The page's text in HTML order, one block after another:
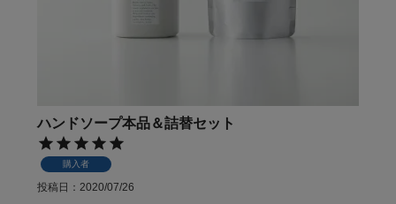
ハンドソープ本品＆詰替セット
購入者
投稿日 2020/07/26